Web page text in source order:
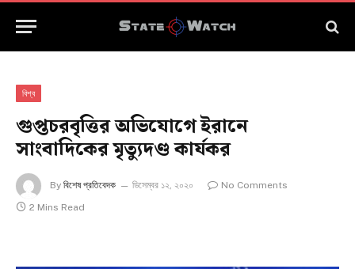
বিশ্ব
গুপ্তচরবৃত্তির অভিযোগে ইরানে
সাংবাদিকের মৃত্যুদণ্ড কার্যকর
By বিশেষ প্রতিবেদক ডিসেম্বর ১২, ২০২০
No Comments
2 Mins Read